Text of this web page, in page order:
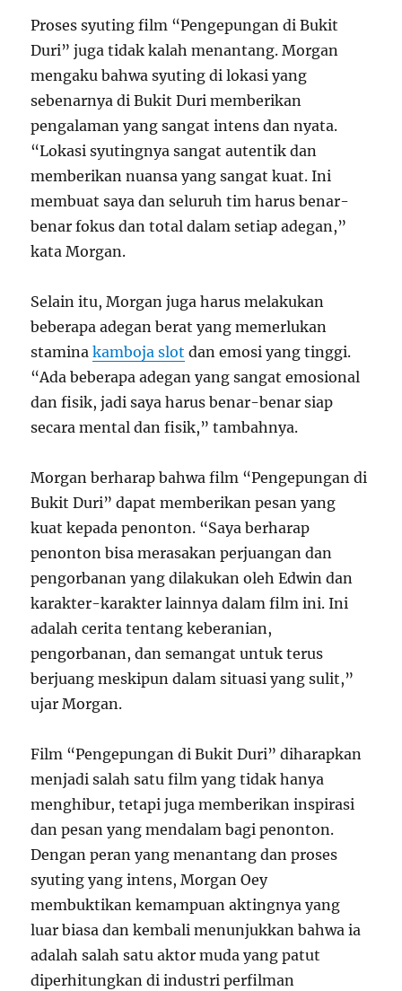
Proses syuting film “Pengepungan di Bukit
Duri” juga tidak kalah menantang. Morgan
mengaku bahwa syuting di lokasi yang
sebenarnya di Bukit Duri memberikan
pengalaman yang sangat intens dan nyata.
“Lokasi syutingnya sangat autentik dan
memberikan nuansa yang sangat kuat. Ini
membuat saya dan seluruh tim harus benar-
benar fokus dan total dalam setiap adegan,”
kata Morgan.
Selain itu, Morgan juga harus melakukan
beberapa adegan berat yang memerlukan
staminakamboja slot dan emosi yang tinggi.
“Ada beberapa adegan yang sangat emosional
dan fisik, jadi saya harus benar-benar siap
secara mental dan fisik,” tambahnya.
Morgan berharap bahwa film “Pengepungan di
Bukit Duri” dapat memberikan pesan yang
kuat kepada penonton. “Saya berharap
penonton bisa merasakan perjuangan dan
pengorbanan yang dilakukan oleh Edwin dan
karakter-karakter lainnya dalam film ini. Ini
adalah cerita tentang keberanian,
pengorbanan, dan semangat untuk terus
berjuang meskipun dalam situasi yang sulit,”
ujar Morgan.
Film “Pengepungan di Bukit Duri” diharapkan
menjadi salah satu film yang tidak hanya
menghibur, tetapi juga memberikan inspirasi
dan pesan yang mendalam bagi penonton.
Dengan peran yang menantang dan proses
syuting yang intens, Morgan Oey
membuktikan kemampuan aktingnya yang
luar biasa dan kembali menunjukkan bahwa ia
adalah salah satu aktor muda yang patut
diperhitungkan di industri perfilman